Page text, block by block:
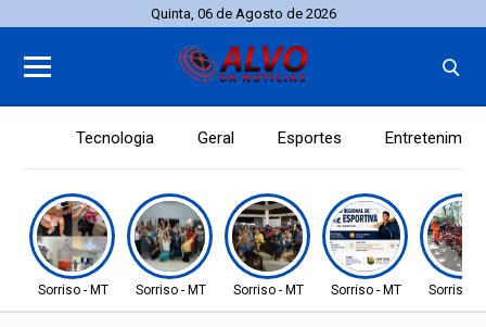
Quinta, 06 de Agosto de 2026
Tecnologia Geral Esportes
Sorriso - MT Sorriso - MT Sorriso - MT Sorriso - MT Sorriso -